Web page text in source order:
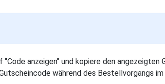
anzeigen" und kopiere den
während des Bestellvorgangs